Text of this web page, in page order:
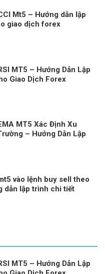
Mt5 – Hướng dẫn lập
giao dịch forex
MT5 – Hướng Dẫn Lập
Giao Dịch Forex
MT5 Xác Định Xu
– Hướng Dẫn Lập
vào lệnh buy sell theo
dẫn lập trình chi tiết
MT5 – Hướng Dẫn Lập